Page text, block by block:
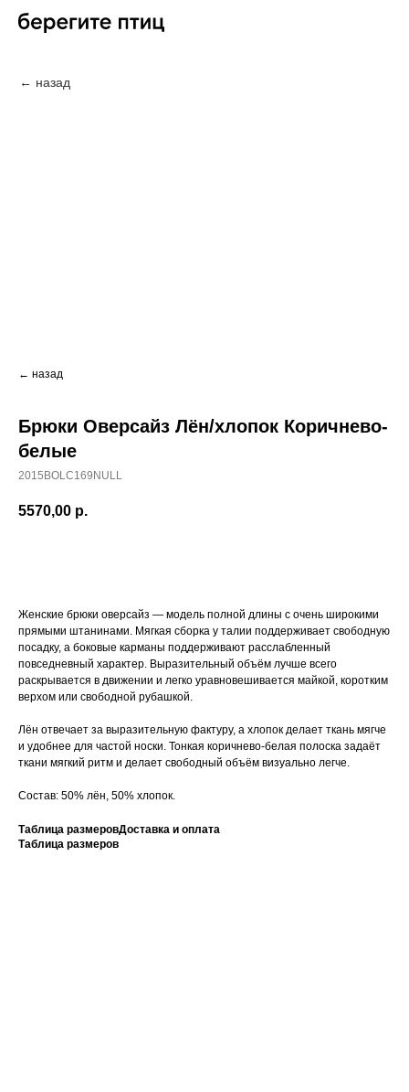
← назад
← назад
Брюки Оверсайз Лён/хлопок Коричнево-
белые
2015BOLC169NULL
5570,00 р.
Женские брюки оверсайз — модель полной длины с очень широкими
прямыми штанинами. Мягкая сборка у талии поддерживает свободную
посадку, а боковые карманы поддерживают расслабленный
повседневный характер. Выразительный объём лучше всего
раскрывается в движении и легко уравновешивается майкой, коротким
верхом или свободной рубашкой.
Лён отвечает за выразительную фактуру, а хлопок делает ткань мягче
и удобнее для частой носки. Тонкая коричнево-белая полоска задаёт
ткани мягкий ритм и делает свободный объём визуально легче.
Состав: 50% лён, 50% хлопок.
Таблица размеровДоставка и оплата
Таблица размеров